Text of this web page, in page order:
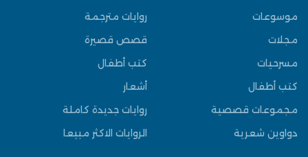
موسوعات
مجلات
مسرحيات
كتب أطفال
مجموعات قصصية
دواوين شعرية
روايات مترجمة
قصص قصيرة
كتب أطفال
أشعار
روايات جديدة كاملة
الروايات الاكثر مبيعا